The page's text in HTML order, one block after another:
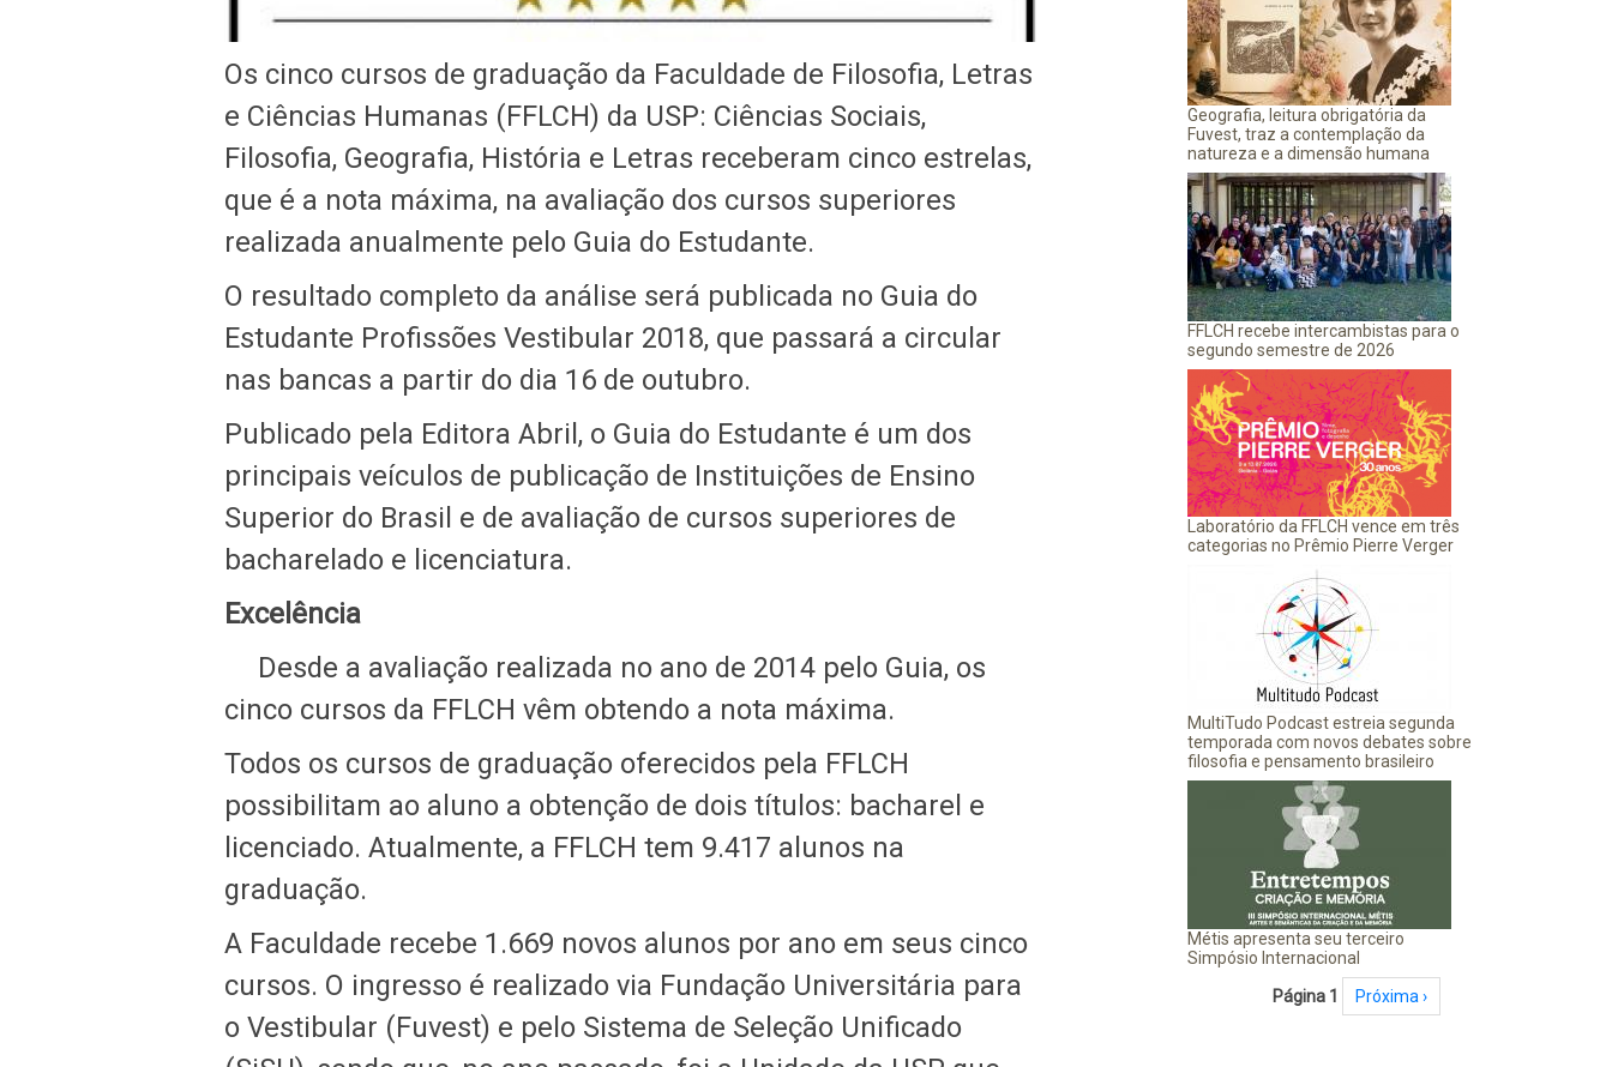
Os cinco cursos de graduação da Faculdade de Filosofia, Letras
e Ciências Humanas (FFLCH) da USP: Ciências Sociais,
Filosofia, Geografia, História e Letras receberam cinco estrelas,
que é a nota máxima, na avaliação dos cursos superiores
realizada anualmente pelo Guia do Estudante.
O resultado completo da análise será publicada no Guia do
Estudante Profissões Vestibular 2018, que passará a circular
nas bancas a partir do dia 16 de outubro.
Publicado pela Editora Abril, o Guia do Estudante é um dos
principais veículos de publicação de Instituições de Ensino
Superior do Brasil e de avaliação de cursos superiores de
bacharelado e licenciatura.
Excelência
Desde a avaliação realizada no ano de 2014 pelo Guia, os
cinco cursos da FFLCH vêm obtendo a nota máxima.
Todos os cursos de graduação oferecidos pela FFLCH
possibilitam ao aluno a obtenção de dois títulos: bacharel e
licenciado. Atualmente, a FFLCH tem 9.417 alunos na
graduação.
A Faculdade recebe 1.669 novos alunos por ano em seus cinco
cursos. O ingresso é realizado via Fundação Universitária para
o Vestibular (Fuvest) e pelo Sistema de Seleção Unificado
Geografia, leitura obrigatória da
Fuvest, traz a contemplação da
natureza e a dimensão humana
FFLCH recebe intercambistas para o
segundo semestre de 2026
Laboratório da FFLCH vence em três
categorias no Prêmio Pierre Verger
MultiTudo Podcast estreia segunda
temporada com novos debates sobre
filosofia e pensamento brasileiro
Métis apresenta seu terceiro
Simpósio Internacional
PaginaçãoPágina 1 Próxima página
Próxima ›